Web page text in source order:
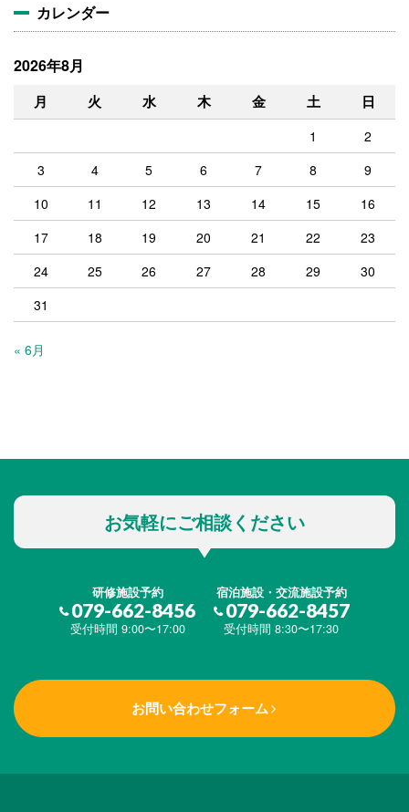
カレンダー
2026年8月
月 火 水 木 金 土 日
1
2
3
4 5 6 7 8
9
10
11 12 13 14 15
16
17
18 19 20 21 22
23
24
25 26 27 28 29
30
31
« 6月
お気軽にご相談ください
研修施設予約
079-662-8456
受付時間 9:00〜17:00
宿泊施設・交流施設予約
079-662-8457
受付時間 8:30〜17:30
お問い合わせフォーム